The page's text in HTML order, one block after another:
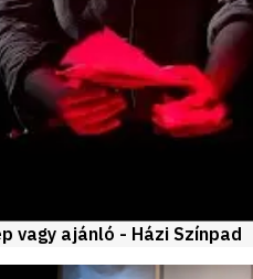
vagy ajánló - Házi Színpad